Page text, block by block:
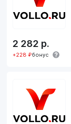
2 282 р.
+228 ₽бонус